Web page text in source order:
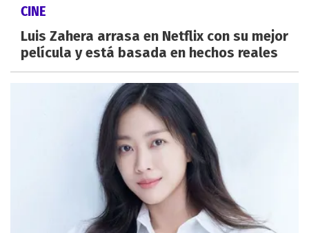
CINE
Luis Zahera arrasa en Netflix con su mejor
película y está basada en hechos reales